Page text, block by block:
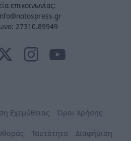
επικοινωνίας:
27310.89949
Εχεμύθειας Όροι Χρήσης
Ταυτότητα Διαφήμιση